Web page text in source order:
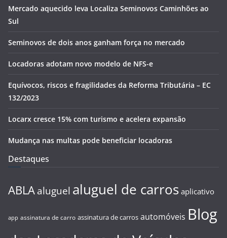
Mercado aquecido leva Localiza Seminovos Caminhões ao
Sul
Seminovos de dois anos ganham força no mercado
Locadoras adotam novo modelo de NFS-e
Equívocos, riscos e fragilidades da Reforma Tributária – EC
132/2023
Locarx cresce 15% com turismo e acelera expansão
Mudança nas multas pode beneficiar locadoras
Destaques
ABLA aluguel aluguel de carros aplicativo
app assinatura de carro assinatura de carros automóveis Blog